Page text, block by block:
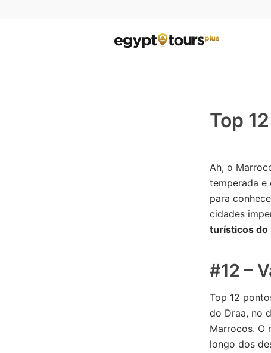
Top
Ah, o
temperada e
para
cidades
turísticos do
#12 –
Top 12
do Draa, no
Marrocos. O
longo dos